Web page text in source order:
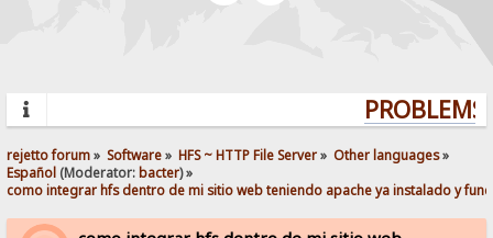
rejetto forum» Software» HFS ~ HTTP File Server» Other languages»
Español (Moderator: bacter) »
como integrar hfs dentro de mi sitio web teniendo apache ya instalado y